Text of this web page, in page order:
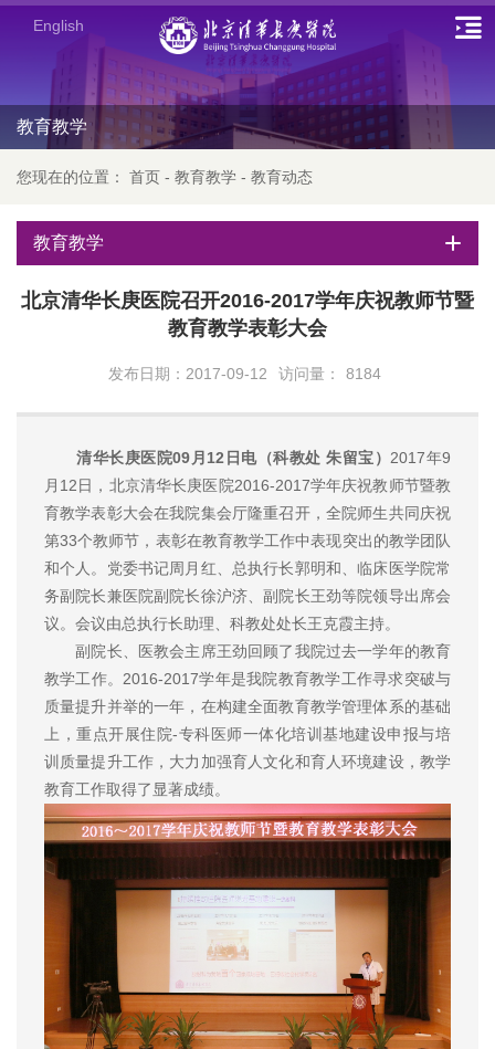
English
教育教学
您现在的位置： 首页 - 教育教学 - 教育动态
教育教学
北京清华长庚医院召开2016-2017学年庆祝教师节暨
教育教学表彰大会
发布日期：2017-09-12 访问量： 8184
清华长庚医院09月12日电（科教处 朱留宝） 2017年9
月12日，北京清华长庚医院2016-2017学年庆祝教师节暨教
育教学表彰大会在我院集会厅隆重召开，全院师生共同庆祝
第33个教师节，表彰在教育教学工作中表现突出的教学团队
和个人。党委书记周月红、总执行长郭明和、临床医学院常
务副院长兼医院副院长徐沪济、副院长王劲等院领导出席会
议。会议由总执行长助理、科教处处长王克霞主持。
副院长、医教会主席王劲回顾了我院过去一学年的教育
教学工作。2016-2017学年是我院教育教学工作寻求突破与
质量提升并举的一年，在构建全面教育教学管理体系的基础
上，重点开展住院-专科医师一体化培训基地建设申报与培
训质量提升工作，大力加强育人文化和育人环境建设，教学
教育工作取得了显著成绩。